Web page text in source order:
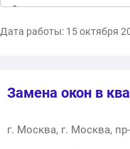
Отделка потолка, стен,
Дата работы: 15 октября
Замена окон в
г. Москва, г. Москва,